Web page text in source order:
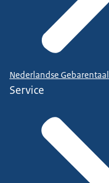
Nederlandse Gebarentaal
Service